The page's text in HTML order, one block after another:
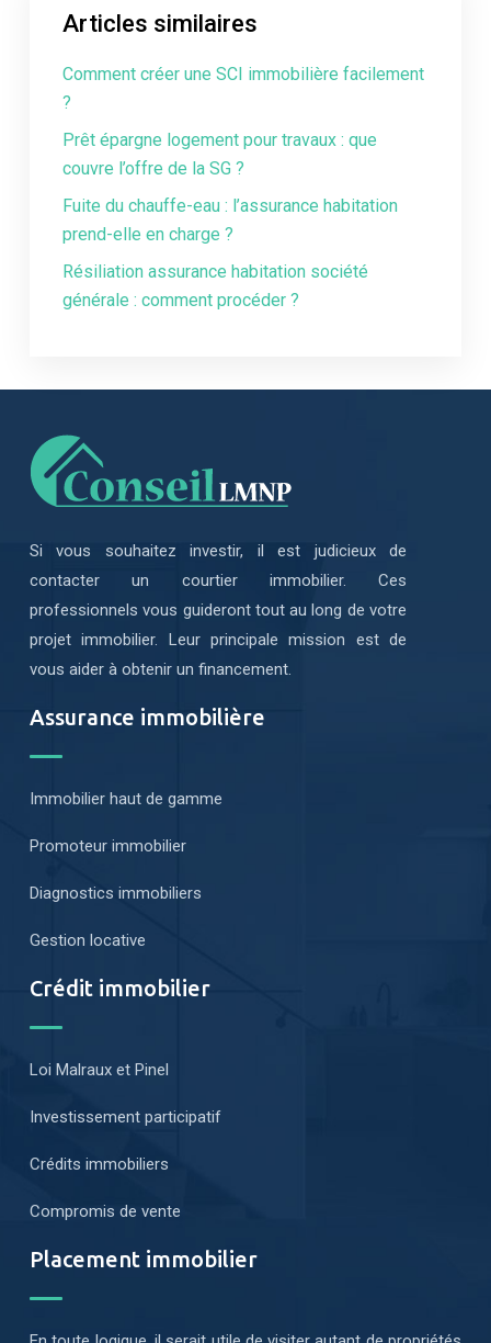
Articles similaires
Comment créer une SCI immobilière facilement
?
Prêt épargne logement pour travaux : que
couvre l’offre de la SG ?
Fuite du chauffe-eau : l’assurance habitation
prend-elle en charge ?
Résiliation assurance habitation société
générale : comment procéder ?
Si vous souhaitez investir, il est judicieux de
contacter un courtier immobilier. Ces
professionnels vous guideront tout au long de votre
projet immobilier. Leur principale mission est de
vous aider à obtenir un financement.
Assurance immobilière
Immobilier haut de gamme
Promoteur immobilier
Diagnostics immobiliers
Gestion locative
Crédit immobilier
Loi Malraux et Pinel
Investissement participatif
Crédits immobiliers
Compromis de vente
Placement immobilier